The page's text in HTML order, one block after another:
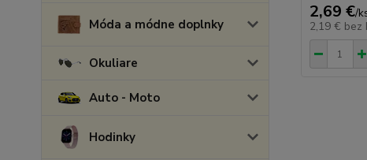
Móda a módne doplnky
Okuliare
Auto - Moto
Hodinky
2,69 €/
2,19 € bez